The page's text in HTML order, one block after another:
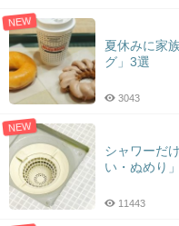
NEW
夏休みに家
グ」3選
3043
NEW
シャワーだ
い・ぬめり
11443